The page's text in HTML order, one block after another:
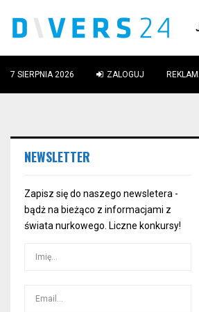
7 SIERPNIA 2026 ZALOGUJ
NEWSLETTER
Zapisz się do naszego newsletera -
bądż na bieżąco z informacjami z
świata nurkowego. Liczne konkursy!